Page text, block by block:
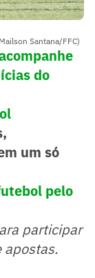
Santana/FFC)
do
um só
pelo
participar
apostas.